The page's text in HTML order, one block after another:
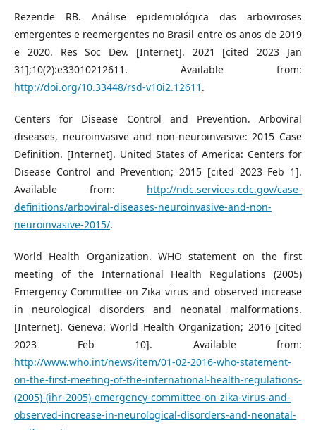
Rezende RB. Análise epidemiológica das arboviroses
emergentes e reemergentes no Brasil entre os anos de 2019
e 2020. Res Soc Dev. [Internet]. 2021 [cited 2023 Jan
31];10(2):e33010212611. Available from:
http://doi.org/10.33448/rsd-v10i2.12611 .
Centers for Disease Control and Prevention. Arboviral
diseases, neuroinvasive and non-neuroinvasive: 2015 Case
Definition. [Internet]. United States of America: Centers for
Disease Control and Prevention; 2015 [cited 2023 Feb 1].
Available from: http://ndc.services.cdc.gov/case-
definitions/arboviral-diseases-neuroinvasive-and-non-
neuroinvasive-2015/.
World Health Organization. WHO statement on the first
meeting of the International Health Regulations (2005)
Emergency Committee on Zika virus and observed increase
in neurological disorders and neonatal malformations.
[Internet]. Geneva: World Health Organization; 2016 [cited
2023 Feb 10]. Available from:
http://www.who.int/news/item/01-02-2016-who-statement-
on-the-first-meeting-of-the-international-health-regulations-
(2005)-(ihr-2005)-emergency-committee-on-zika-virus-and-
observed-increase-in-neurological-disorders-and-neonatal-